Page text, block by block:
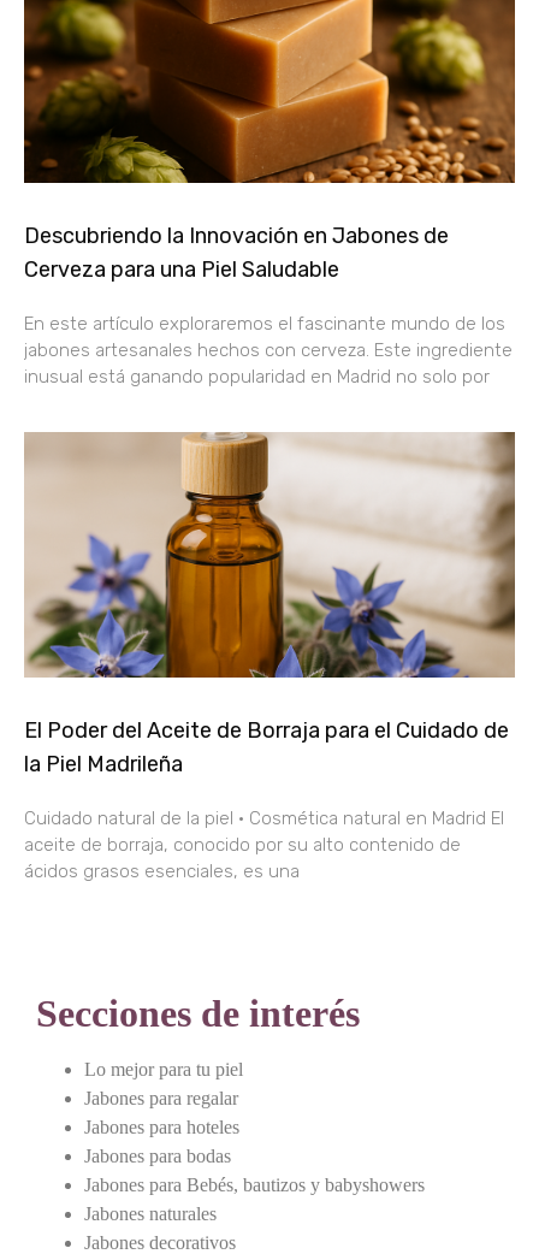
Descubriendo la Innovación en Jabones de
Cerveza para una Piel Saludable
En este artículo exploraremos el fascinante mundo de los
jabones artesanales hechos con cerveza. Este ingrediente
inusual está ganando popularidad en Madrid no solo por
El Poder del Aceite de Borraja para el Cuidado de
la Piel Madrileña
Cuidado natural de la piel · Cosmética natural en Madrid El
aceite de borraja, conocido por su alto contenido de
ácidos grasos esenciales, es una
Secciones de interés
Lo mejor para tu piel
Jabones para regalar
Jabones para hoteles
Jabones para bodas
Jabones para Bebés, bautizos y babyshowers
Jabones naturales
Jabones decorativos